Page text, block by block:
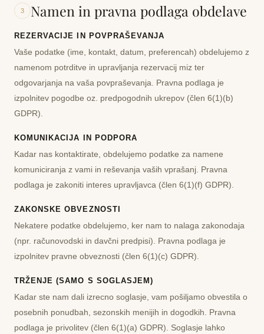
3 Namen in pravna podlaga obdelave
REZERVACIJE IN POVPRAŠEVANJA
Vaše podatke (ime, kontakt, datum, preferencah) obdelujemo z
namenom potrditve in upravljanja rezervacij miz ter
odgovarjanja na vaša povpraševanja. Pravna podlaga je
izpolnitev pogodbe oz. predpogodnih ukrepov (člen 6(1)(b)
GDPR).
KOMUNIKACIJA IN PODPORA
Kadar nas kontaktirate, obdelujemo podatke za namene
komuniciranja z vami in reševanja vaših vprašanj. Pravna
podlaga je zakoniti interes upravljavca (člen 6(1)(f) GDPR).
ZAKONSKE OBVEZNOSTI
Nekatere podatke obdelujemo, ker nam to nalaga zakonodaja
(npr. računovodski in davčni predpisi). Pravna podlaga je
izpolnitev pravne obveznosti (člen 6(1)(c) GDPR).
TRŽENJE (SAMO S SOGLASJEM)
Kadar ste nam dali izrecno soglasje, vam pošiljamo obvestila o
posebnih ponudbah, sezonskih menijih in dogodkih. Pravna
podlaga je privolitev (člen 6(1)(a) GDPR). Soglasje lahko